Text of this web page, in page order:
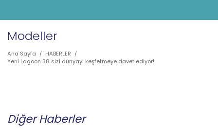
Modeller
Ana Sayfa / HABERLER /
Yeni Lagoon 38 sizi dünyayı keşfetmeye davet ediyor!
Diğer Haberler